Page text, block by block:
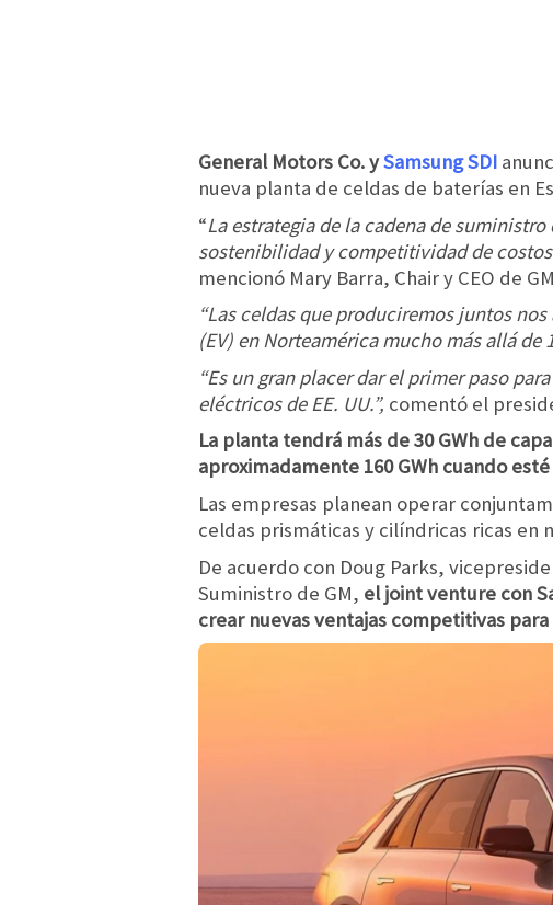
General Motors Co. ySamsung SDI
nueva planta de celdas de baterías en
“La estrategia de la cadena de
sostenibilidad y competitividad de
mencionó Mary Barra, Chair y CEO de
“Las celdas que produciremos juntos
(EV) en Norteamérica mucho más allá
“Es un gran placer dar el primer paso
eléctricos de EE. UU.”, comentó el
La planta tendrá más de 30 GWh de
aproximadamente 160 GWh cuando
Las empresas planean operar
celdas prismáticas y cilíndricas ricas en
De acuerdo con Doug Parks,
Suministro de GM, el joint venture con
crear nuevas ventajas competitivas para